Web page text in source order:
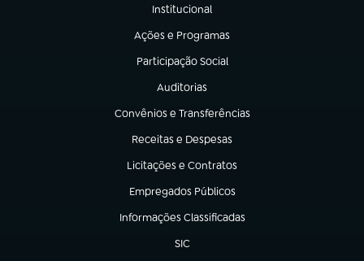
Institucional
(abre em nova aba)
Ações e Programas
(abre em nova aba)
Participação Social
(abre em nova aba)
Auditorias
(abre em nova aba)
Convênios e Transferências
(abre em nova aba)
Receitas e Despesas
(abre em nova aba)
Licitações e Contratos
(abre em nova aba)
Empregados Públicos
(abre em nova aba)
Informações Classificadas
(abre em nova aba)
SIC
(abre em nova aba)